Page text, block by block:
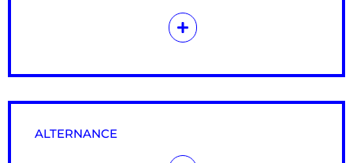
ALTERNANCE